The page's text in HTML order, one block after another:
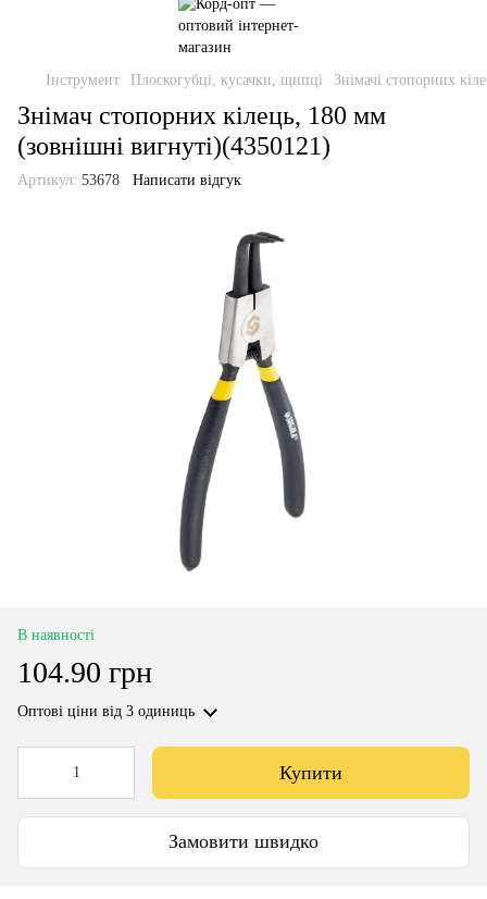
Інструмент Плоскогубці, кусачки, щипці Знімачі стопорних
Знімач стопорних кілець, 180 мм
(зовнішні вигнуті)(4350121)
Артикул: 53678 Написати відгук
В наявності
104.90 грн
Оптові ціни від 3 одиниць
Купити
Замовити швидко